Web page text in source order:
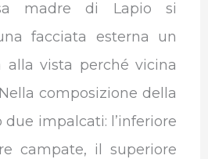
madre di Lapio si
facciata esterna un
alla vista perché vicina
composizione della
due impalcati: l’inferiore
campate, il superiore